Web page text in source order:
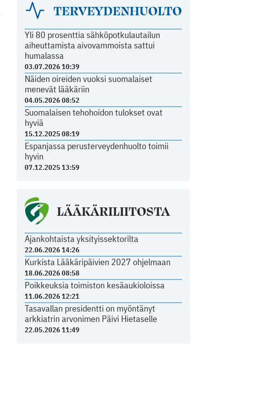
TERVEYDENHUOLTO
Yli 80 prosenttia sähköpotkulautailun
aiheuttamista aivovammoista sattui
humalassa
03.07.2026 10:39
Näiden oireiden vuoksi suomalaiset
menevät lääkäriin
04.05.2026 08:52
Suomalaisen tehohoidon tulokset ovat
hyviä
15.12.2025 08:19
Espanjassa perusterveydenhuolto toimii
hyvin
07.12.2025 13:59
LÄÄKÄRILIITOSTA
Ajankohtaista yksityissektorilta
22.06.2026 14:26
Kurkista Lääkäripäivien 2027 ohjelmaan
18.06.2026 08:58
Poikkeuksia toimiston kesäaukioloissa
11.06.2026 12:21
Tasavallan presidentti on myöntänyt
arkkiatrin arvonimen Päivi Hietaselle
22.05.2026 11:49